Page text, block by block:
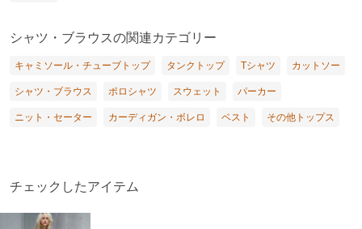
シャツ・ブラウスの関連カテゴリー
キャミソール・チューブトップ タンクトップ Tシャツ カットソー
シャツ・ブラウス ポロシャツ スウェット パーカー
ニット・セーター カーディガン・ボレロ ベスト その他トップス
チェックしたアイテム